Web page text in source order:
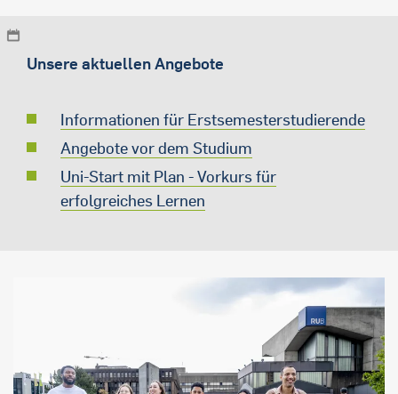
Unsere aktuellen Angebote
Informationen für Erstsemesterstudierende
Angebote vor dem Studium
Uni-Start mit Plan - Vorkurs für
erfolgreiches Lernen